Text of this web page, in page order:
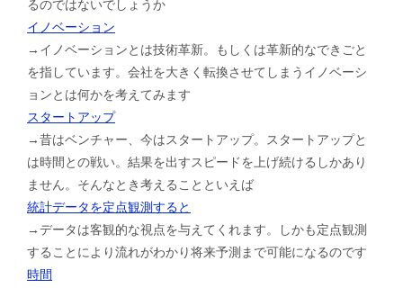
るのではないでしょうか
イノベーション
→イノベーションとは技術革新。もしくは革新的なできごと
を指しています。会社を大きく転換させてしまうイノベーシ
ョンとは何かを考えてみます
スタートアップ
→昔はベンチャー、今はスタートアップ。スタートアップと
は時間との戦い。結果を出すスピードを上げ続けるしかあり
ません。そんなとき考えることといえば
統計データを定点観測すると
→データは客観的な視点を与えてくれます。しかも定点観測
することにより流れがわかり将来予測まで可能になるのです
時間